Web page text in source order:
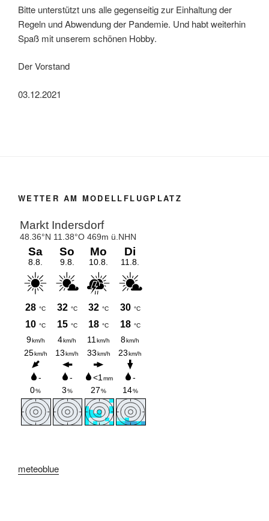
Bitte unterstützt uns alle gegenseitig zur Einhaltung der
Regeln und Abwendung der Pandemie. Und habt weiterhin
Spaß mit unserem schönen Hobby.
Der Vorstand
03.12.2021
WETTER AM MODELLFLUGPLATZ
meteoblue